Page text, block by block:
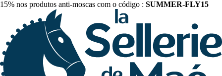
15% nos produtos anti-moscas com o código : SUMMER-FLY15